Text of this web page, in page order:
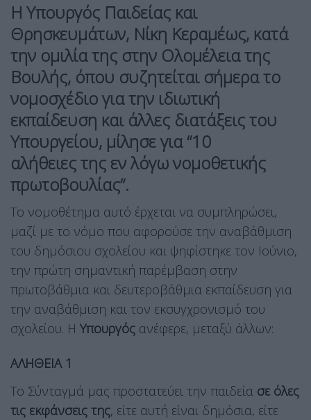
Η Υπουργός Παιδείας και
Θρησκευμάτων, Νίκη Κεραμέως, κατά
την ομιλία της στην Ολομέλεια της
Βουλής, όπου συζητείται σήμερα το
νομοσχέδιο για την ιδιωτική
εκπαίδευση και άλλες διατάξεις του
Υπουργείου, μίλησε για “10
αλήθειεςτης εν λόγω νομοθετικής
πρωτοβουλίας”.
Το νομοθέτημα αυτό έρχεται να συμπληρώσει,
μαζί με το νόμο που αφορούσε την αναβάθμιση
του δημόσιου σχολείου και ψηφίστηκε τον Ιούνιο,
την πρώτη σημαντική παρέμβαση στην
πρωτοβάθμια και δευτεροβάθμια εκπαίδευση για
την αναβάθμιση και τον εκσυγχρονισμό του
σχολείου. Η Υπουργός ανέφερε, μεταξύ άλλων:
ΑΛΗΘΕΙΑ 1
Το Σύνταγμά μας προστατεύει την παιδεία σε όλες
τις εκφάνσεις της, είτε αυτή είναι δημόσια, είτε